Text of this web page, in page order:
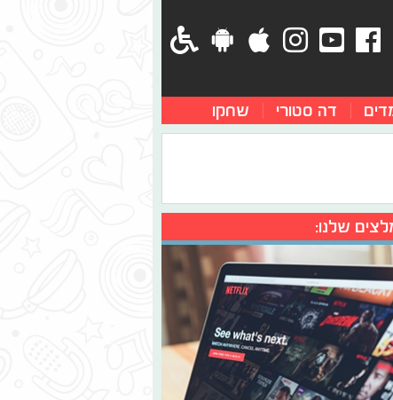
דה סטורי שחקו
שלנו: